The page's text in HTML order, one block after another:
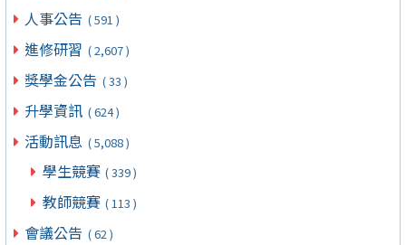
人事公告 ( 591 )
進修研習 ( 2,607 )
獎學金公告 ( 33 )
升學資訊 ( 624 )
活動訊息 ( 5,088 )
學生競賽 ( 339 )
教師競賽 ( 113 )
會議公告 ( 62 )